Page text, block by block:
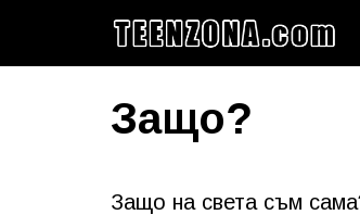
Защо?
Защо на света съм